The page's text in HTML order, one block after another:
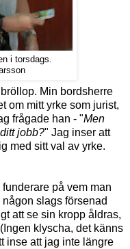
i torsdags.
Min bordsherre
om mitt yrke som jurist,
frågade han - "Men
jobb?" Jag inser att
med sitt val av yrke.
på vem man
slags försenad
att se sin kropp åldras,
klyscha, det känns
inse att jag inte längre